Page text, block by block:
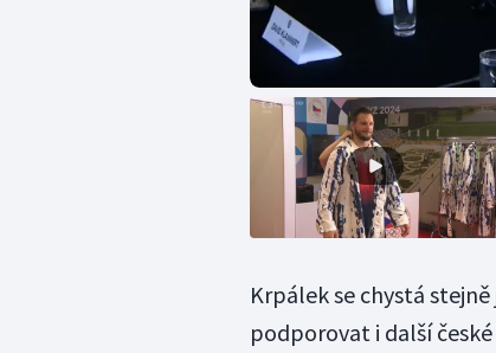
Krpálek se chystá
podporovat i další